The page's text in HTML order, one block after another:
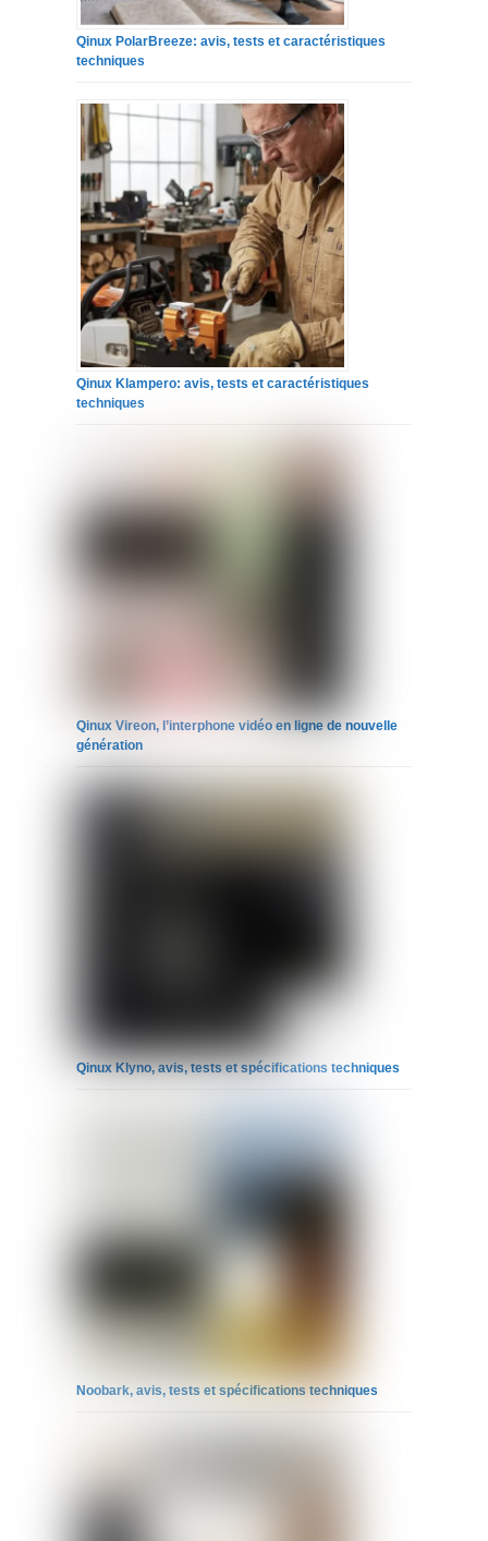
Qinux PolarBreeze: avis, tests et caractéristiques
techniques
Qinux Klampero: avis, tests et caractéristiques
techniques
Qinux Vireon, l’interphone vidéo en ligne de nouvelle
génération
Qinux Klyno, avis, tests et spécifications techniques
Noobark, avis, tests et spécifications techniques